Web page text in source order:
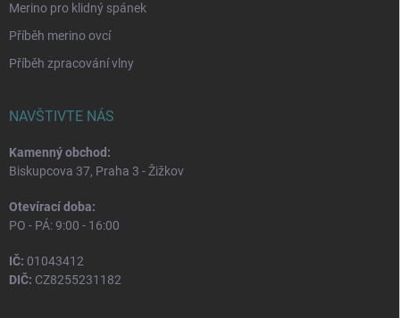
Merino pro klidný spánek
Příběh merino ovcí
Příběh zpracování vlny
NAVŠTIVTE NÁS
Kamenný obchod:
Biskupcova 37, Praha 3 - Žižkov
Otevírací doba:
PO - PÁ: 9:00 - 16:00
IČ: 01043412
DIČ: CZ8255231182